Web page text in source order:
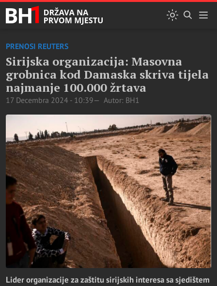
PRENOSI REUTERS
Sirijska organizacija: Masovna
grobnica kod Damaska skriva tijela
najmanje 100.000 žrtava
17 Decembra 2024 - 10:39 Autor: BH1
Lider organizacije za zaštitu sirijskih interesa sa sjedištem